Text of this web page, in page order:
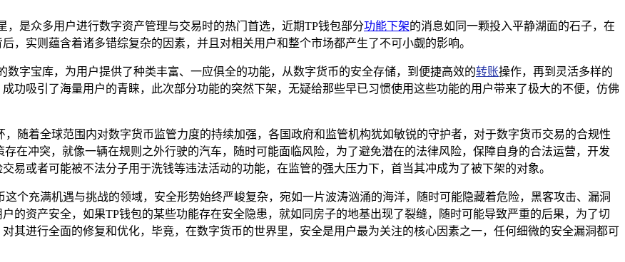
是众多用户进行数字资产管理与交易时的热门首选，近期TP钱包部分功能下架的消息如同一颗投入平静湖面的石子，在
，实则蕴含着诸多错综复杂的因素，并且对相关用户和整个市场都产生了不可小觑的影响。
字宝库，为用户提供了种类丰富、一应俱全的功能，从数字货币的安全存储，到便捷高效的转账操作，再到灵活多样的
功吸引了海量用户的青睐，此次部分功能的突然下架，无疑给那些早已习惯使用这些功能的用户带来了极大的不便，仿佛
随着全球范围内对数字货币监管力度的持续加强，各国政府和监管机构犹如敏锐的守护者，对于数字货币交易的合规性
在冲突，就像一辆在规则之外行驶的汽车，随时可能面临风险，为了避免潜在的法律风险，保障自身的合法运营，开发
易或者可能被不法分子用于洗钱等违法活动的功能，在监管的强大压力下，首当其冲成为了被下架的对象。
个充满机遇与挑战的领域，安全形势始终严峻复杂，宛如一片波涛汹涌的海洋，随时可能隐藏着危险，黑客攻击、漏洞
的资产安全，如果TP钱包的某些功能存在安全隐患，就如同房子的地基出现了裂缝，随时可能导致严重的后果，为了切
其进行全面的修复和优化，毕竟，在数字货币的世界里，安全是用户最为关注的核心因素之一，任何细微的安全漏洞都可